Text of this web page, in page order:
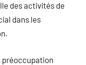
des activités de
dans les
préoccupation